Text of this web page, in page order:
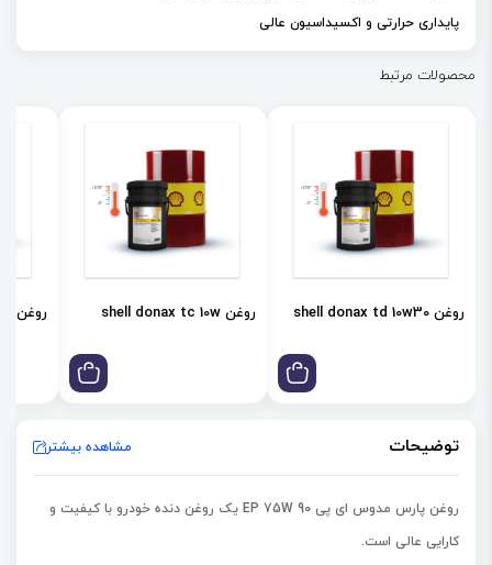
پایداری حرارتی و اکسیداسیون عالی
محصولات مرتبط
روغن shell donax td 10w30 روغن shell donax tc 10w روغن shell donax td 85w
توضیحات مشاهده بیشتر
روغن پارس مدوس ای پی EP 75W 90 یک روغن دنده خودرو با کیفیت و
کارایی عالی است.